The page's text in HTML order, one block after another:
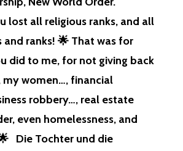
ASSEN, D
IE T
ND, U
ND, U
ANKE…! ⚡
️ A
KTUELL, N
ICHTS Z
U B
lost all religious ranks, and all
and ranks! 🌟 That was for
did to me, for not giving back
women…, financial
robbery…, real estate
even homelessness, and
Die Tochter und die